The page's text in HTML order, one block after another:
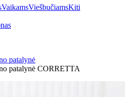
VaikamsViešbučiamsKiti
patalynė
patalynė CORRETTA